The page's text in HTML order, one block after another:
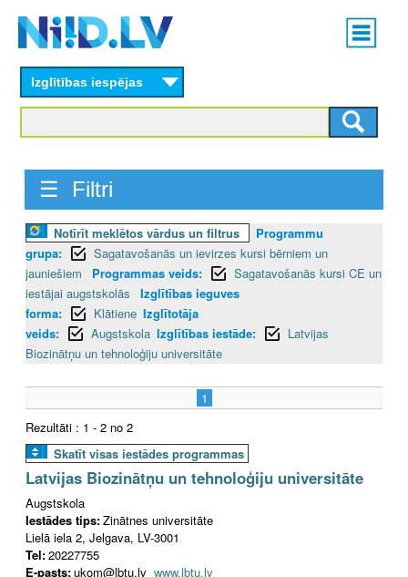
content
Main
menu
Izglītības iespējas
☰ Filtri
Notīrīt meklētos vārdus un filtrus
Programmu
grupa:
Sagatavošanās un ievirzes kursi bērniem un
jauniešiem
Programmas veids:
Sagatavošanās kursi CE un
iestājai augstskolās
Izglītības ieguves
forma:
Klātiene Izglītotāja
veids:
Augstskola Izglītības iestāde:
Latvijas
Biozinātņu un tehnoloģiju universitāte
1
Rezultāti : 1 - 2 no 2
Skatīt visas iestādes programmas
Latvijas Biozinātņu un tehnoloģiju universitāte
Augstskola
Iestādes tips:Zinātnes universitāte
Lielā iela 2, Jelgava, LV-3001
Tel:20227755
E-pasts:ukom@lbtu.lv www.lbtu.lv